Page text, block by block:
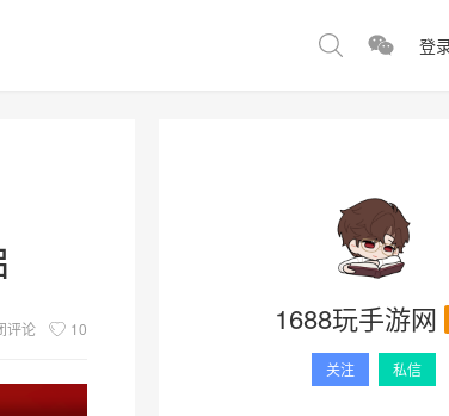
登
评论 10 1688玩手游网
关注 私信